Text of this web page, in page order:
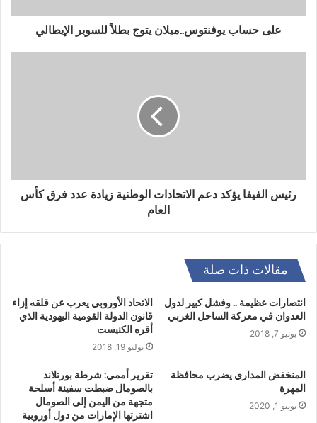
على حساب يوفنتوس..ميلان يتوج بطلاً للسوبر الإيطالي
رئيس الفيفا يؤكد دعم الاتحادات الوطنية زيادة عدد فرق كأس
العام
مقالات ذات صلة
انتصارات عظيمة .. وفشل كبير لدول
العدوان في معركة الساحل الغربي
يونيو 7, 2018
الاتحاد الأوروبي يعرب عن قلقه إزاء
قانون الدولة القومية اليهودية الذي
أقره الكنيست
يوليو 19, 2018
المنخفض المداري يضرب محافظة
المهرة
يونيو 1, 2020
تقرير أممي: شرطة بورتلاند
بالصومال ضبطت سفينة أسلحة
متجهة من اليمن إلى الصومال
اشترتها الإمارات من دول أوروبية